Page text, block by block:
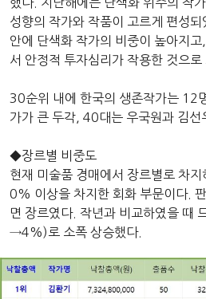
성향의 작가와 작품이 고르게 편성
안에 단색화 작가의 비중이 높아지고
서 안정적 투자심리가 작용한 것으로
30순위 내에 한국의 생존작가는 12
가가 큰 두각, 40대는 우국원과 김선
◆장르별 비중도
현재 미술품 경매에서 장르별로 차
0% 이상을 차지한 회화 부문이다.
면 장르였다. 작년과 비교하였을
→4%)로 소폭 상승했다.